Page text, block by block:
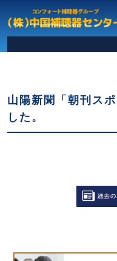
山陽新聞「朝刊ス
した。